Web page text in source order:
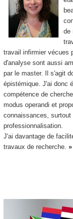
de
travail infirmier vécues
d'analyse sont aussi
par le master. Il s'agit
épistémique. J'ai donc
compétence de
modus operandi et
connaissances,
professionnalisation.
J'ai davantage de
travaux de recherche. »